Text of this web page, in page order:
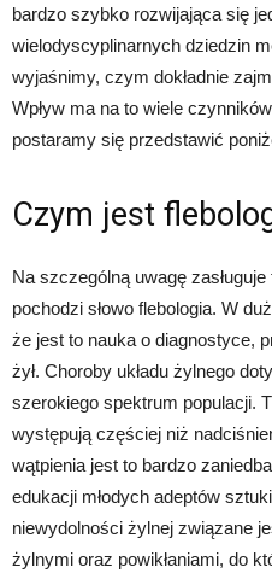
bardzo szybko rozwijająca się
wielodyscyplinarnych dziedzin
wyjaśnimy, czym dokładnie
Wpływ ma na to wiele
postaramy się przedstawić
Czym jest
Na szczególną uwagę
pochodzi słowo flebologia. W
że jest to nauka o diagnostyce,
żył. Choroby układu żylnego
szerokiego spektrum populacji.
występują częściej niż
wątpienia jest to bardzo
edukacji młodych adeptów
niewydolności żylnej związane
żylnymi oraz powikłaniami, do